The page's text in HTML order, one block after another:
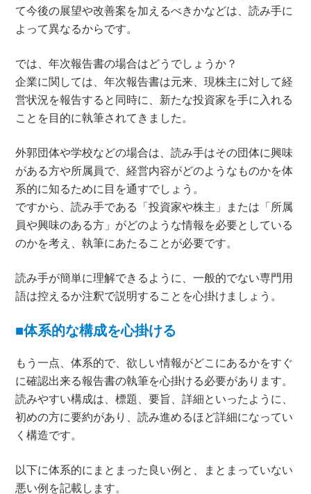
て今後の展望や改善案を加えるべきかなどは、読み手に
よって異なるからです。
では、年次報告書の場合はどうでしょうか？
企業に関しては、年次報告書は元来、現株主に対して経
営状況を報告すると同時に、新たな投資家を手に入れる
ことを目的に執筆されてきました。
外郭団体や学校などの場合は、読み手はその団体に興味
がある方や所属員で、経営内容がどのようなものかを体
系的に知るために目を通すでしょう。
ですから、読み手である「投資家や株主」または「所属
員や興味のある方」がどのような情報を必要としている
のかを考え、執筆にあたることが必要です。
読み手が簡単に理解できるように、一般的でない専門用
語は控えるか注釈で説明することを心掛けましょう。
■体系的な構成を心掛ける
もう一点、体系的で、欲しい情報がどこにあるかをすぐ
に確認出来る報告書の執筆を心掛ける必要があります。
読みやすい構成は、標題、要旨、詳細といったように、
初めの方に要約があり、読み進めるほど詳細になってい
く構造です。
以下に体系的にまとまった良い例と、まとまっていない
悪い例を記載します。